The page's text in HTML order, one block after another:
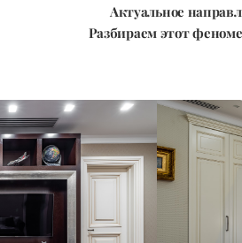
Актуальное
Разбираем этот